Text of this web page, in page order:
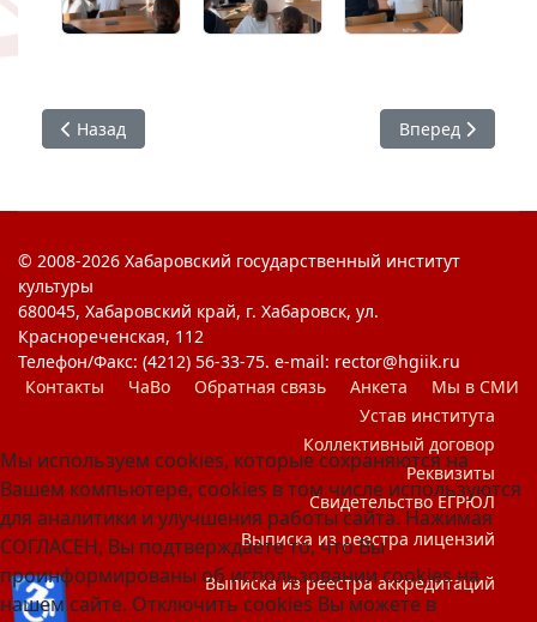
Предыдущий: СНО кафедры БИДДиА
Назад Следующий:
Вперед
© 2008-2026 Хабаровский государственный институт
культуры
680045, Хабаровский край, г. Хабаровск, ул.
Краснореченская, 112
Телефон/Факс: (4212) 56-33-75. e-mail: rector@hgiik.ru
Контакты
ЧаВо Обратная связь Анкета
Мы в СМИ
Устав института
Коллективный договор
Реквизиты
Свидетельство ЕГРЮЛ
Выписка из реестра лицензий
Выписка из реестра аккредитаций
Мы используем cookies, которые сохраняются на
Вашем компьютере, cookies в том числе используются
для аналитики и улучшения работы сайта. Нажимая
СОГЛАСЕН, Вы подтверждаете то, что Вы
проинформированы об использовании cookies на
нашем сайте. Отключить cookies Вы можете в